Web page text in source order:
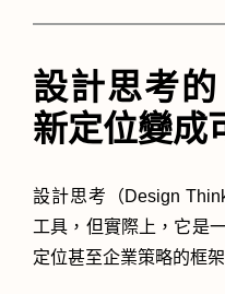
設計思考
新定位變成
設計思考（Design
工具，但實際上，它是
定位甚至企業策略的框架